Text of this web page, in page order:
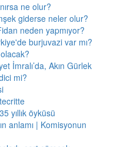
ne olur?
giderse neler olur?
neden yapmıyor?
burjuvazi var mı?
İmralı’da, Akın Gürlek
mi?
yıllık öyküsü
anlamı | Komisyonun